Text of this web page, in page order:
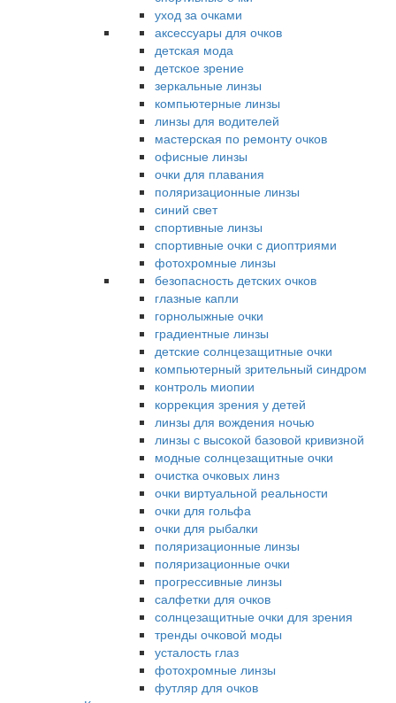
уход за очками
аксессуары для очков
детская мода
детское зрение
зеркальные линзы
компьютерные линзы
линзы для водителей
мастерская по ремонту очков
офисные линзы
очки для плавания
поляризационные линзы
синий свет
спортивные линзы
спортивные очки с диоптриями
фотохромные линзы
безопасность детских очков
глазные капли
горнолыжные очки
градиентные линзы
детские солнцезащитные очки
компьютерный зрительный синдром
контроль миопии
коррекция зрения у детей
линзы для вождения ночью
линзы с высокой базовой кривизной
модные солнцезащитные очки
очистка очковых линз
очки виртуальной реальности
очки для гольфа
очки для рыбалки
поляризационные линзы
поляризационные очки
прогрессивные линзы
салфетки для очков
солнцезащитные очки для зрения
тренды очковой моды
усталость глаз
фотохромные линзы
футляр для очков